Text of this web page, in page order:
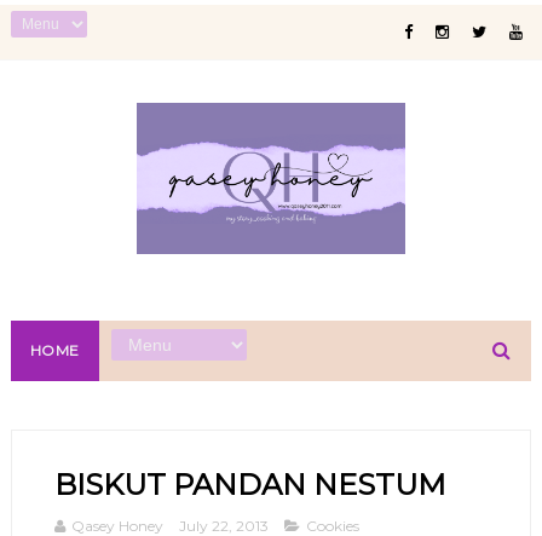
HOME
BISKUT PANDAN NESTUM
Qasey Honey July 22, 2013 Cookies